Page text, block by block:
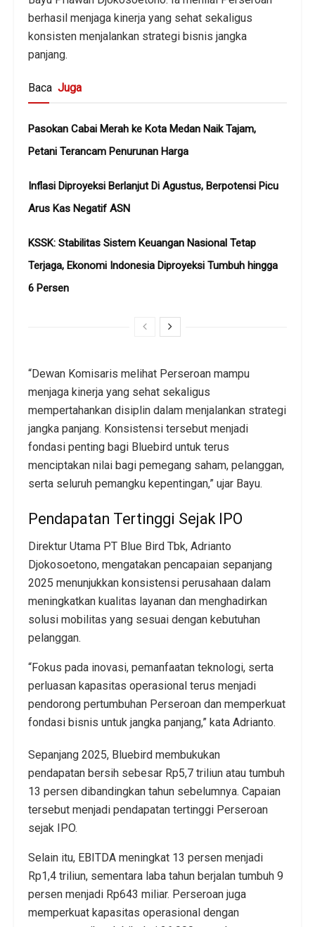
berhasil menjaga kinerja yang sehat sekaligus
konsisten menjalankan strategi bisnis jangka
panjang.
Baca Juga
Pasokan Cabai Merah ke Kota Medan Naik Tajam,
Petani Terancam Penurunan Harga
Inflasi Diproyeksi Berlanjut Di Agustus, Berpotensi Picu
Arus Kas Negatif ASN
KSSK: Stabilitas Sistem Keuangan Nasional Tetap
Terjaga, Ekonomi Indonesia Diproyeksi Tumbuh hingga
6 Persen
“Dewan Komisaris melihat Perseroan mampu
menjaga kinerja yang sehat sekaligus
mempertahankan disiplin dalam menjalankan strategi
jangka panjang. Konsistensi tersebut menjadi
fondasi penting bagi Bluebird untuk terus
menciptakan nilai bagi pemegang saham, pelanggan,
serta seluruh pemangku kepentingan,” ujar Bayu.
Pendapatan Tertinggi Sejak IPO
Direktur Utama PT Blue Bird Tbk, Adrianto
Djokosoetono, mengatakan pencapaian sepanjang
2025 menunjukkan konsistensi perusahaan dalam
meningkatkan kualitas layanan dan menghadirkan
solusi mobilitas yang sesuai dengan kebutuhan
pelanggan.
“Fokus pada inovasi, pemanfaatan teknologi, serta
perluasan kapasitas operasional terus menjadi
pendorong pertumbuhan Perseroan dan memperkuat
fondasi bisnis untuk jangka panjang,” kata Adrianto.
Sepanjang 2025, Bluebird membukukan
pendapatan bersih sebesar Rp5,7 triliun atau tumbuh
13 persen dibandingkan tahun sebelumnya. Capaian
tersebut menjadi pendapatan tertinggi Perseroan
sejak IPO.
Selain itu, EBITDA meningkat 13 persen menjadi
Rp1,4 triliun, sementara laba tahun berjalan tumbuh 9
persen menjadi Rp643 miliar. Perseroan juga
memperkuat kapasitas operasional dengan